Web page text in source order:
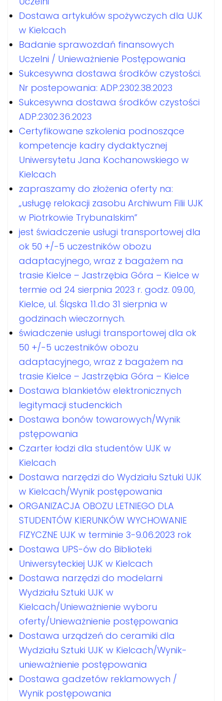
Dostawa artykułów spożywczych dla UJK
w Kielcach
Badanie sprawozdań finansowych
Uczelni / Unieważnienie Postępowania
Sukcesywna dostawa środków czystości.
Nr postepowania: ADP.2302.38.2023
Sukcesywna dostawa środków czystości
ADP.2302.36.2023
Certyfikowane szkolenia podnoszące
kompetencje kadry dydaktycznej
Uniwersytetu Jana Kochanowskiego w
Kielcach
zapraszamy do złożenia oferty na:
„usługę relokacji zasobu Archiwum Filii UJK
w Piotrkowie Trybunalskim”
jest świadczenie usługi transportowej dla
ok 50 +/-5 uczestników obozu
adaptacyjnego, wraz z bagażem na
trasie Kielce – Jastrzębia Góra – Kielce w
termie od 24 sierpnia 2023 r. godz. 09.00,
Kielce, ul. Śląska 11.do 31 sierpnia w
godzinach wieczornych.
świadczenie usługi transportowej dla ok
50 +/-5 uczestników obozu
adaptacyjnego, wraz z bagażem na
trasie Kielce – Jastrzębia Góra – Kielce
Dostawa blankietów elektronicznych
legitymacji studenckich
Dostawa bonów towarowych/Wynik
pstępowania
Czarter łodzi dla studentów UJK w
Kielcach
Dostawa narzędzi do Wydziału Sztuki UJK
w Kielcach/Wynik postępowania
ORGANIZACJA OBOZU LETNIEGO DLA
STUDENTÓW KIERUNKÓW WYCHOWANIE
FIZYCZNE UJK w terminie 3-9.06.2023 rok
Dostawa UPS-ów do Biblioteki
Uniwersyteckiej UJK w Kielcach
Dostawa narzędzi do modelarni
Wydziału Sztuki UJK w
Kielcach/Unieważnienie wyboru
oferty/Unieważnienie postępowania
Dostawa urządzeń do ceramiki dla
Wydziału Sztuki UJK w Kielcach/Wynik-
unieważnienie postępowania
Dostawa gadzetów reklamowych /
Wynik postępowania